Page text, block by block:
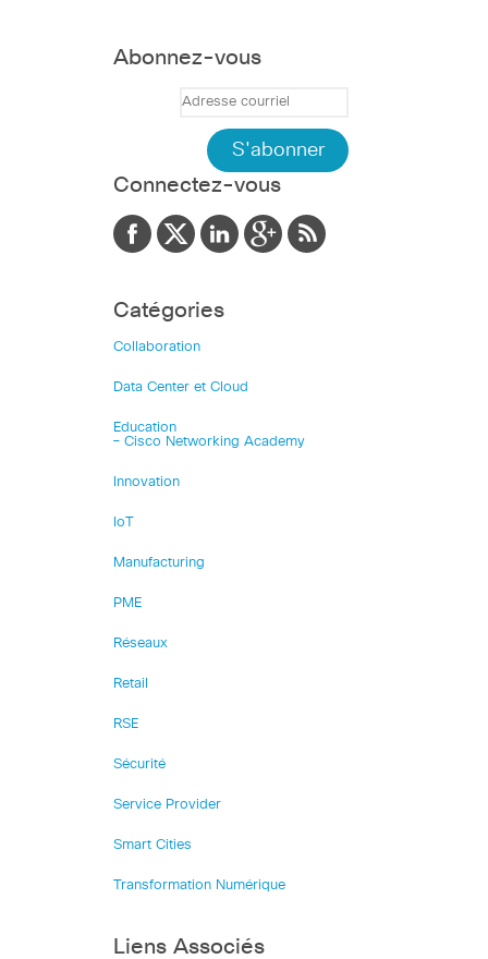
Abonnez-vous
Connectez-vous
Catégories
Collaboration
Data Center et Cloud
Education
– Cisco Networking Academy
Innovation
IoT
Manufacturing
PME
Réseaux
Retail
RSE
Sécurité
Service Provider
Smart Cities
Transformation Numérique
Liens Associés